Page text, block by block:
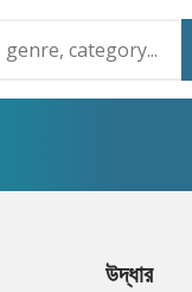
উদ্ধার